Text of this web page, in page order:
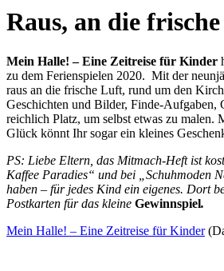
Raus, an die
Mein Halle! – Eine Zeitreise für Kinder
zu dem Ferienspielen 2020. Mit der
raus an die frische Luft, rund um den
Geschichten und Bilder, Finde-Aufgaben,
reichlich Platz, um selbst etwas zu malen.
Glück könnt Ihr sogar ein kleines
PS: Liebe Eltern, das Mitmach-Heft ist
Kaffee Paradies“ und bei „Schuhmoden
haben – für jedes Kind ein eigenes. Dort
Postkarten für das kleine Gewinnspiel.
Mein Halle! – Eine Zeitreise für Kinder